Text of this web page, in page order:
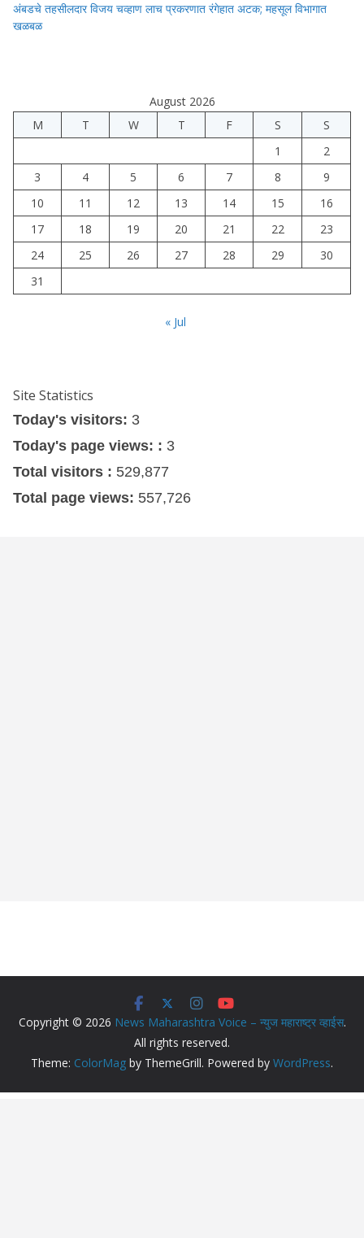
अंबडचे तहसीलदार विजय चव्हाण लाच प्रकरणात रंगेहात अटक; महसूल विभागात
खळबळ
August 2026
M
T W T F S
S
1
2
3
4 5 6 7 8
9
10
11 12 13 14 15
16
17
18 19 20 21 22
23
24
25 26 27 28 29
30
31
« Jul
Site Statistics
Today's visitors: 3
Today's page views: : 3
Total visitors : 529,877
Total page views: 557,726
Copyright © 2026 News Maharashtra Voice – न्युज महाराष्ट्र व्हाईस.
All rights reserved.
Theme: ColorMag by ThemeGrill. Powered by WordPress.